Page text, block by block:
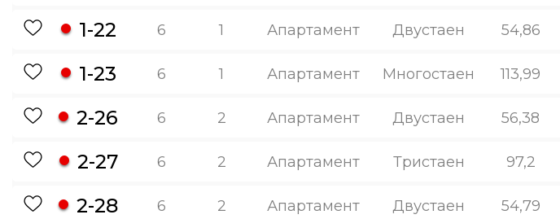
1-22 6 1 Апартамент Двустаен 54,86
1-23 6 1 Апартамент Многостаен 113,99
2-26 6 2 Апартамент Двустаен 56,38
2-27 6 2 Апартамент Тристаен 97,2
2-28 6 2 Апартамент Двустаен 54,79